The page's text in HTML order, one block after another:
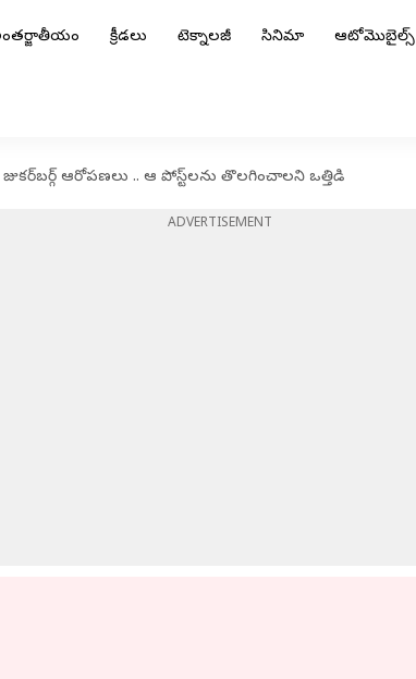
క్రీడలు టెక్నాలజీ సినిమా ఆటోమొబైల్స్
జుకర్‌బర్గ్ ఆరోపణలు .. ఆ పోస్ట్‌లను తొలగించాలని ఒత్తిడి
ADVERTISEMENT